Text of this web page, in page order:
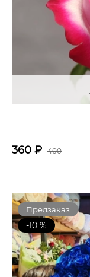
360 ₽ 400
Предзаказ
-10 %